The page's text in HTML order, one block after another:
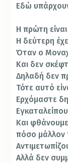
Εδώ
Η πρώτη είναι
Η δεύτερη
Όταν ο
Και δεν
Δηλαδή δεν
Τότε αυτό
Ερχόμαστε
Και
πόσο μάλλον
Αλλά δεν